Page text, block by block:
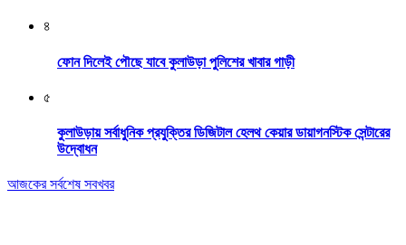
৪
ফোন দিলেই পৌছে যাবে কুলাউড়া পুলিশের খাবার গাড়ী
৫
কুলাউড়ায় সর্বাধুনিক প্রযুক্তির ডিজিটাল হেলথ কেয়ার ডায়াগনস্টিক সেন্টারের
উদ্বোধন
আজকের সর্বশেষ সবখবর